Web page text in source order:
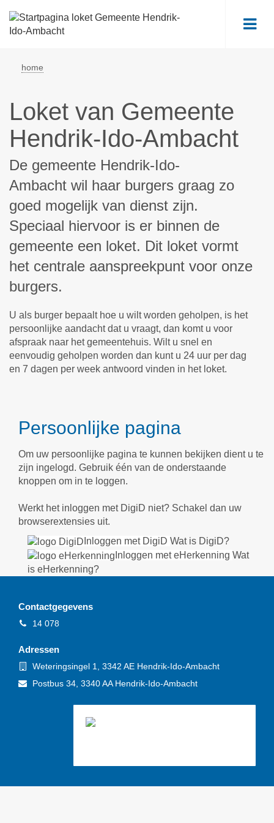
home
Loket van Gemeente
Hendrik-Ido-Ambacht
De gemeente Hendrik-Ido-
Ambacht wil haar burgers graag zo
goed mogelijk van dienst zijn.
Speciaal hiervoor is er binnen de
gemeente een loket. Dit loket vormt
het centrale aanspreekpunt voor onze
burgers.
U als burger bepaalt hoe u wilt worden geholpen, is het
persoonlijke aandacht dat u vraagt, dan komt u voor
afspraak naar het gemeentehuis. Wilt u snel en
eenvoudig geholpen worden dan kunt u 24 uur per dag
en 7 dagen per week antwoord vinden in het loket.
Persoonlijke pagina
Om uw persoonlijke pagina te kunnen bekijken dient u te
zijn ingelogd. Gebruik één van de onderstaande
knoppen om in te loggen.
Werkt het inloggen met DigiD niet? Schakel dan uw
browserextensies uit.
Inloggen met DigiD Wat is DigiD?
Inloggen met eHerkenning Wat
is eHerkenning?
Contactgegevens
Telefoon
14 078
Adressen
Bezoekadres
Weteringsingel 1, 3342 AE Hendrik-Ido-Ambacht
Postadres
Postbus 34, 3340 AA Hendrik-Ido-Ambacht